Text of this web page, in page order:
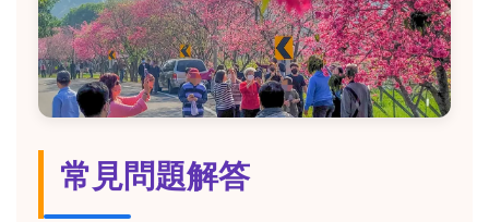
常見問題解答